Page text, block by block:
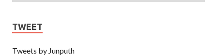
TWEET
Tweets by Junputh